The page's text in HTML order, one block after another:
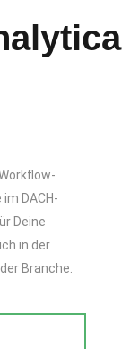
DACH-
Deine
in der
Branche.